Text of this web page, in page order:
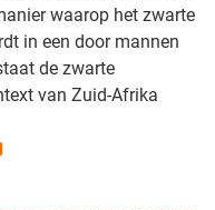
waarop het zwarte
in een door mannen
de zwarte
van Zuid-Afrika